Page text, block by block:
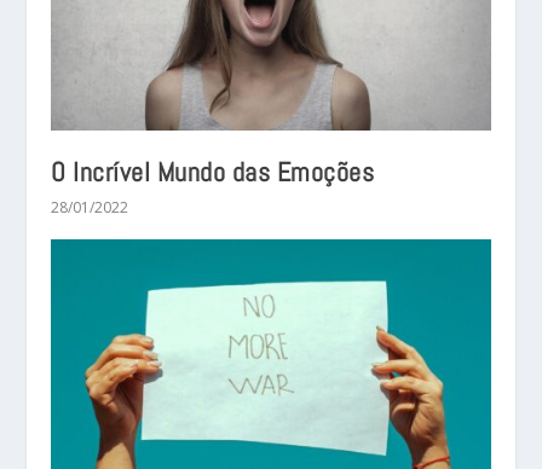
O Incrível Mundo das Emoções
28/01/2022